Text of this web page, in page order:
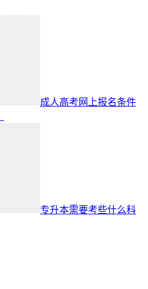
成人高考网上报名条件
专升本需要考些什么科